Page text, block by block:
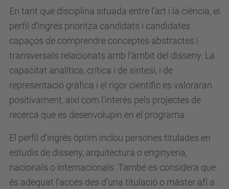
En tant que disciplina situada entre l’art i la ciència, el
perfil d’ingrés prioritza candidats i candidates
capaços de comprendre conceptes abstractes i
transversals relacionats amb l’àmbit del disseny. La
capacitat analítica, crítica i de síntesi, i de
representació gràfica i el rigor científic es valoraran
positivament, així com l’interès pels projectes de
recerca que es desenvolupin en el programa.
El perfil d’ingrés òptim inclou persones titulades en
estudis de disseny, arquitectura o enginyeria,
nacionals o internacionals. També es considera que
és adequat l’accés des d’una titulació o màster afí a